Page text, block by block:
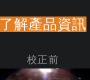
了解產品資訊
校正前